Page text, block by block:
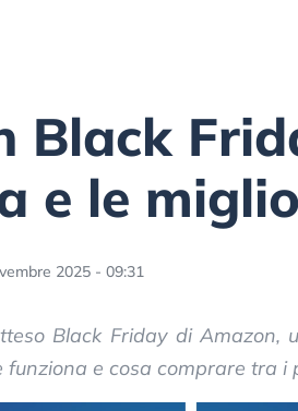
Black
e le
2025 - 09:31
Black Friday di Amazon,
funziona e cosa comprare tra i